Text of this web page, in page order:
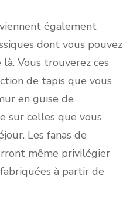
viennent également
dont vous pouvez
Vous trouverez ces
de tapis que vous
en guise de
sur celles que vous
Les fanas de
même privilégier
à partir de